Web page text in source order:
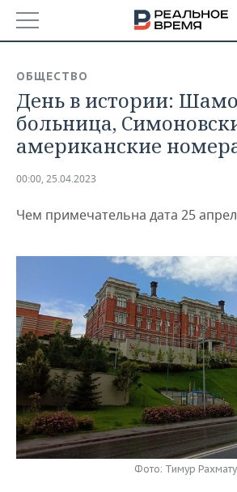
БАШКОРТОСТАН
ТАТАРСТАН
НОВОСТИ
АНАЛИТИКА
ДЕКЛАРАЦИИ О ДОХОДАХ
ВУЗЫ ТАТАРСТАНА
КОМУ ПРИНАДЛЕЖАТ
ТОРГОВЫЕ ЦЕНТРЫ
ТАТАРСТАНА
НОВОСТИ ЭКОНОМИКИ
БЮДЖЕТ
ИНВЕСТИЦИИ
ПРОМЫШЛЕННОСТЬ
ПРОМЫШЛЕННОСТИ
МАШИНОСТРОЕНИЕ
НЕФТЕХИМИЯ
НЕФТЬ
ОПК
НОВОСТИ НЕДВИЖИМОСТИ
НОВОСТИ АВТО
БИЗНЕС
НОВОСТИ БИЗНЕСА
РОЗНИЧНАЯ ТОРГОВЛЯ
ТРАНСПОРТ
ТЕХНОЛОГИИ
НОВОСТИ ТЕХНОЛОГИЙ
IT
МЕРОПРИЯТИЯ
НОВОСТИ МЕРОПРИЯТИЙ
ВЫЕЗДНАЯ РЕДАКЦИЯ
СПОРТ
НОВОСТИ СПОРТА
ОБЩЕСТВО
День в истории:
больница,
американские
00:00, 25.04.2023
Чем примечательна дата 25
Фото: Тимур